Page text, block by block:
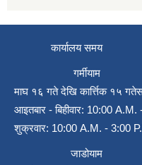
कार्यालय समय
गर्मीयाम
माघ १६ गते देखि कार्त्तिक १५
आइतबार - बिहीवार: 10:00
शुक्रवार: 10:00 A.M. - 3:00
जाडोयाम